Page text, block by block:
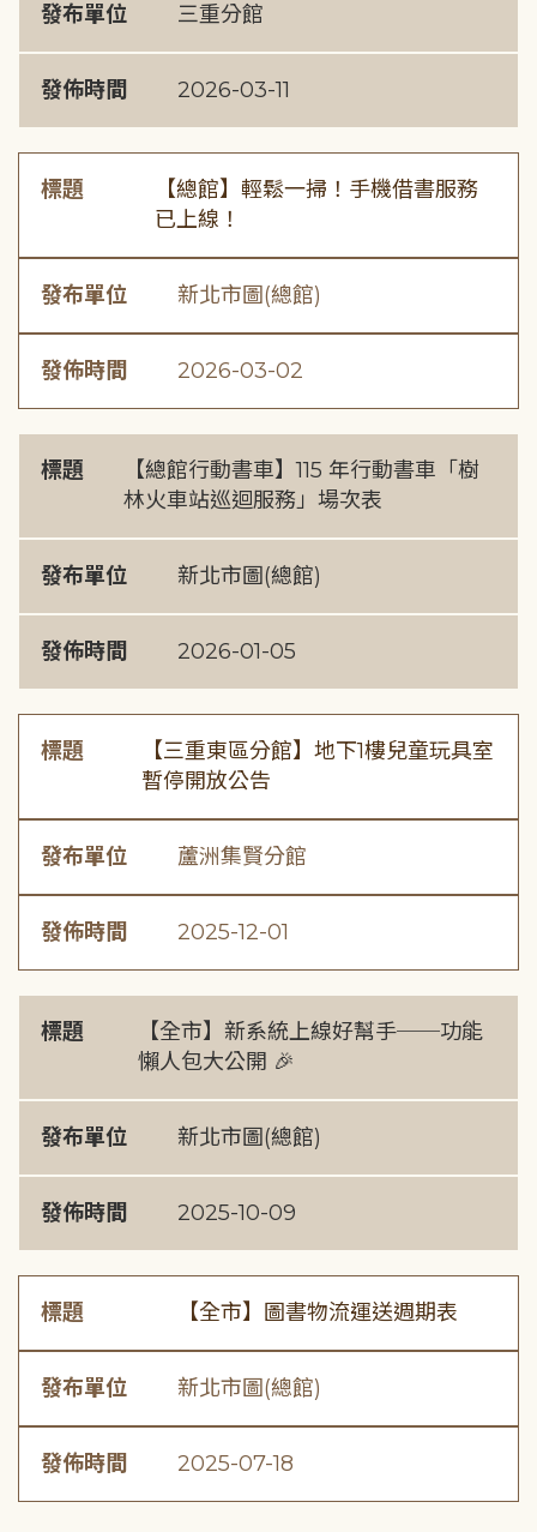
發布單位 三重分館
發佈時間 2026-03-11
標題
【總館】輕鬆一掃！手機借書服務
已上線！
發布單位 新北市圖(總館)
發佈時間 2026-03-02
標題
【總館行動書車】115 年行動書車「樹
林火車站巡迴服務」場次表
發布單位 新北市圖(總館)
發佈時間 2026-01-05
標題
【三重東區分館】地下1樓兒童玩具室
暫停開放公告
發布單位 蘆洲集賢分館
發佈時間 2025-12-01
標題
【全市】新系統上線好幫手──功能
懶人包大公開 🎉
發布單位 新北市圖(總館)
發佈時間 2025-10-09
標題 【全市】圖書物流運送週期表
發布單位 新北市圖(總館)
發佈時間 2025-07-18